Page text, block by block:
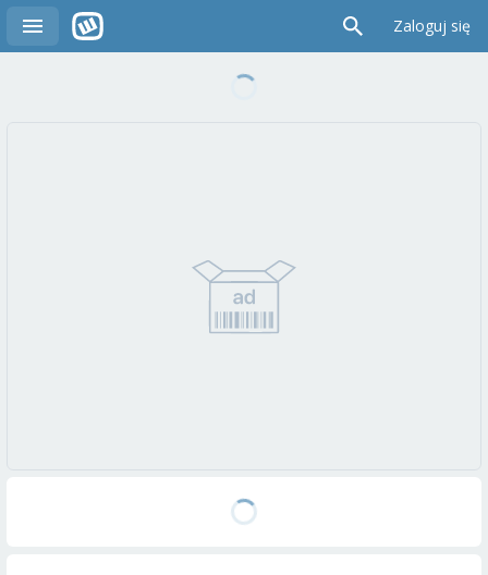
Zaloguj się